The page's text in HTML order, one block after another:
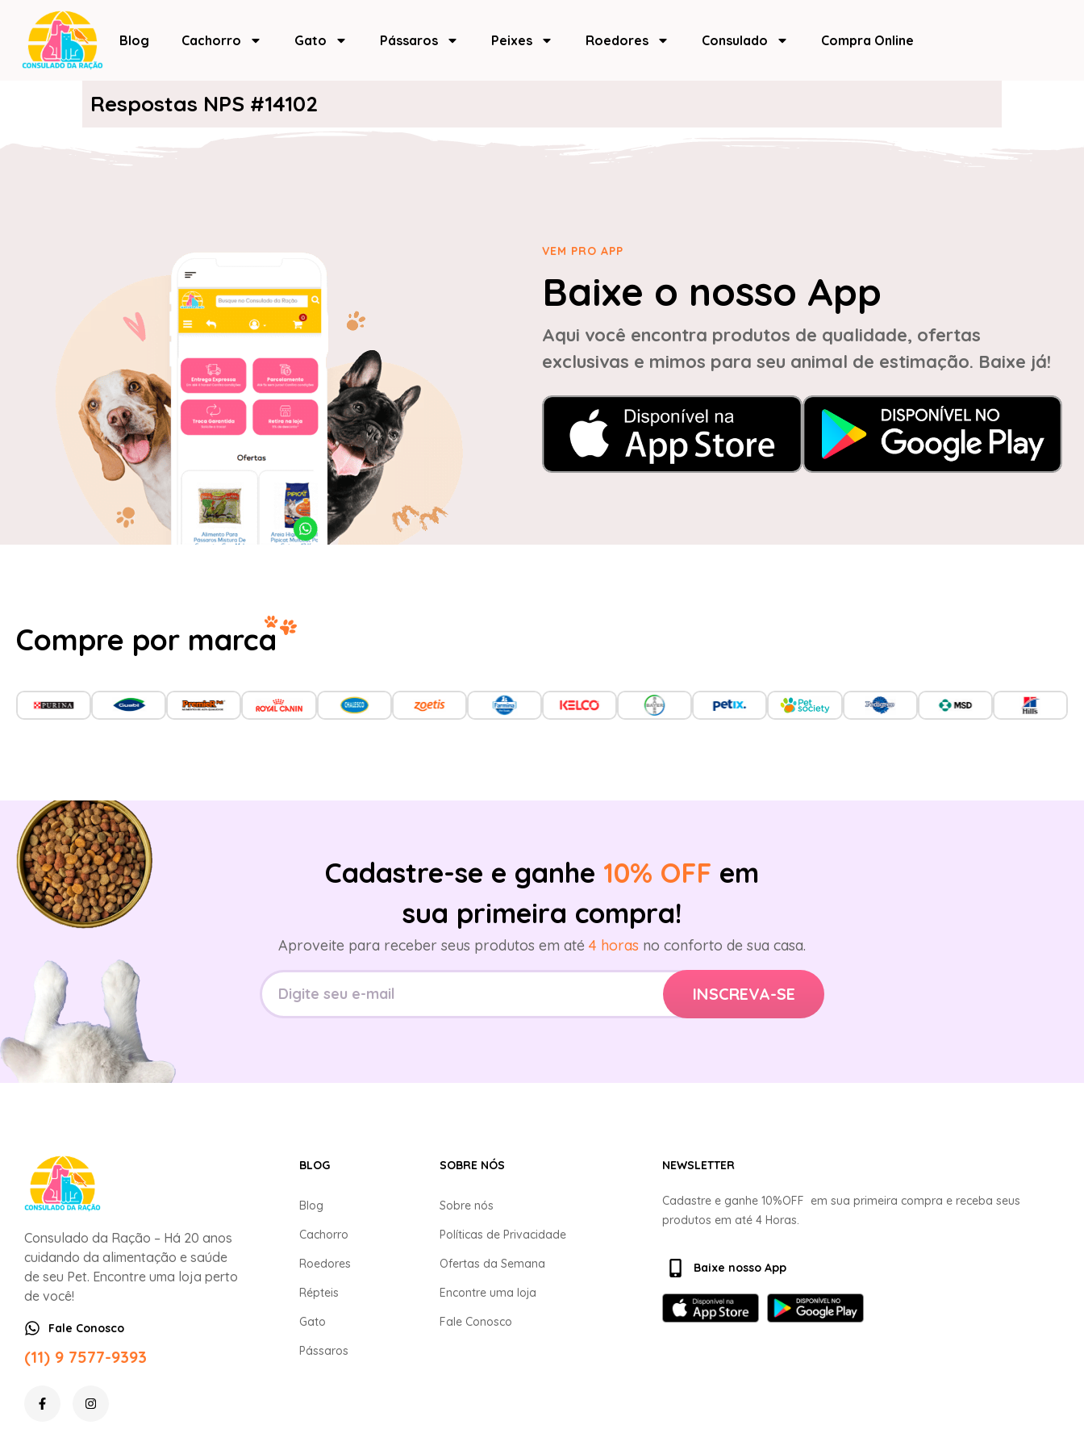
Blog Cachorro Gato Pássaros Peixes Roedores Consulado Compra Online
Respostas NPS #14102
VEM PRO APP
Baixe o nosso App
Aqui você encontra produtos de qualidade, ofertas
exclusivas e mimos para seu animal de estimação. Baixe já!
Compre por marca
Cadastre-se e ganhe 10% OFF em
sua primeira compra!
Aproveite para receber seus produtos em até 4 horas no conforto de sua casa.
Consulado da Ração – Há 20 anos
cuidando da alimentação e saúde
de seu Pet. Encontre uma loja perto
de você!
Fale Conosco
(11) 9 7577-9393
BLOG
Blog
Cachorro
Roedores
Répteis
Gato
Pássaros
SOBRE NÓS
Sobre nós
Políticas de Privacidade
Ofertas da Semana
Encontre uma loja
Fale Conosco
NEWSLETTER
Cadastre e ganhe 10%OFF em sua primeira compra e receba seus
produtos em até 4 Horas.
Baixe nosso App